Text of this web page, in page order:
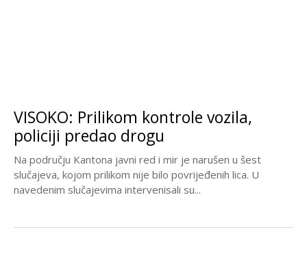
VISOKO: Prilikom kontrole vozila,
policiji predao drogu
Na području Kantona javni red i mir je narušen u šest
slučajeva, kojom prilikom nije bilo povrijeđenih lica. U
navedenim slučajevima intervenisali su...